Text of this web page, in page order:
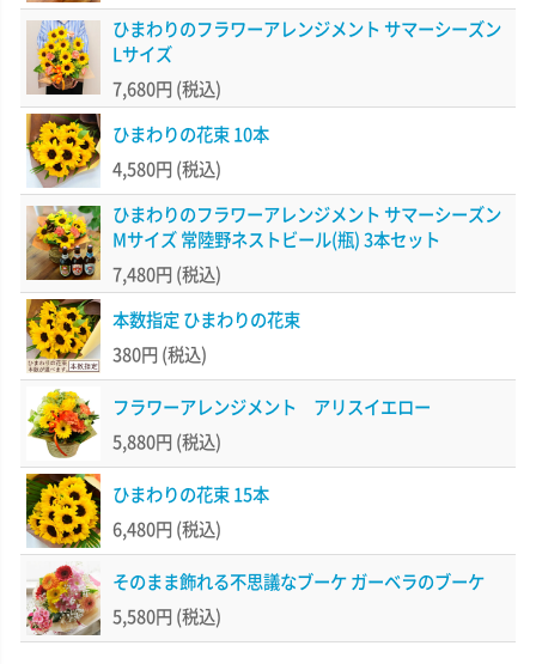
ひまわりのフラワーアレンジメント サマーシーズン
Lサイズ
7,680円 (税込)
ひまわりの花束 10本
4,580円 (税込)
ひまわりのフラワーアレンジメント サマーシーズン
Mサイズ 常陸野ネストビール(瓶) 3本セット
7,480円 (税込)
本数指定 ひまわりの花束
380円 (税込)
フラワーアレンジメント アリスイエロー
5,880円 (税込)
ひまわりの花束 15本
6,480円 (税込)
そのまま飾れる不思議なブーケ ガーベラのブーケ
5,580円 (税込)